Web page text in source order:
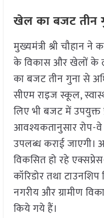
खेल का बजट तीन
मुख्यमंत्री श्री चौहान
के विकास और खेलों के
का बजट तीन गुना से
सीएम राइज स्कूल,
लिए भी बजट में उपयुक्त
आवश्यकतानुसार रोप-
उपलब्ध कराई जाएगी।
विकसित हो रहे
कॉरिडोर तथा
नगरीय और ग्रामीण
किये गये हैं।